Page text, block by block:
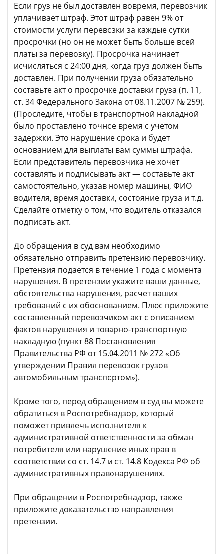
Если груз не был доставлен вовремя, перевозчик
уплачивает штраф. Этот штраф равен 9% от
стоимости услуги перевозки за каждые сутки
просрочки (но он не может быть больше всей
платы за перевозку). Просрочка начинает
исчисляться с 24:00 дня, когда груз должен быть
доставлен. При получении груза обязательно
составьте акт о просрочке доставки груза (п. 11,
ст. 34 Федерального Закона от 08.11.2007 № 259).
(Проследите, чтобы в транспортной накладной
было проставлено точное время с учетом
задержки. Это нарушение срока и будет
основанием для выплаты вам суммы штрафа.
Если представитель перевозчика не хочет
составлять и подписывать акт — составьте акт
самостоятельно, указав номер машины, ФИО
водителя, время доставки, состояние груза и т.д.
Сделайте отметку о том, что водитель отказался
подписать акт.
До обращения в суд вам необходимо
обязательно отправить претензию перевозчику.
Претензия подается в течение 1 года с момента
нарушения. В претензии укажите ваши данные,
обстоятельства нарушения, расчет ваших
требований с их обоснованием. Плюс приложите
составленный перевозчиком акт с описанием
фактов нарушения и товарно-транспортную
накладную (пункт 88 Постановления
Правительства РФ от 15.04.2011 № 272 «Об
утверждении Правил перевозок грузов
автомобильным транспортом»).
Кроме того, перед обращением в суд вы можете
обратиться в Роспотребнадзор, который
поможет привлечь исполнителя к
административной ответственности за обман
потребителя или нарушение иных прав в
соответствии со ст. 14.7 и ст. 14.8 Кодекса РФ об
административных правонарушениях.
При обращении в Роспотребнадзор, также
приложите доказательство направления
претензии.